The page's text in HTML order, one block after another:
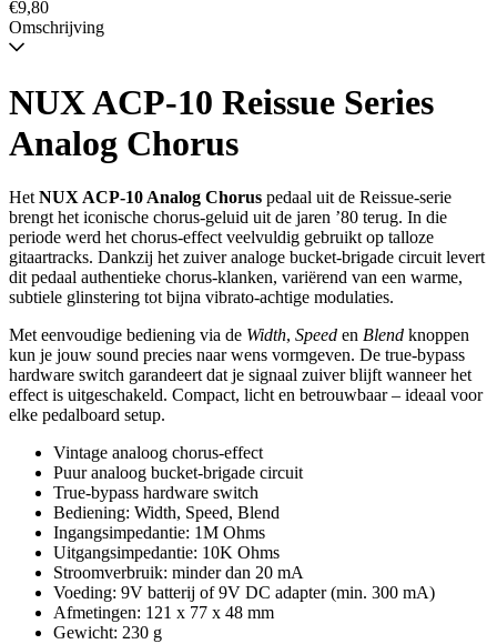
wanneer
beschikbaar
€9,80
Omschrijving
NUX ACP-10 Reissue Series
Analog Chorus
Het NUX ACP-10 Analog Chorus pedaal uit de Reissue-serie
brengt het iconische chorus-geluid uit de jaren ’80 terug. In die
periode werd het chorus-effect veelvuldig gebruikt op talloze
gitaartracks. Dankzij het zuiver analoge bucket-brigade circuit levert
dit pedaal authentieke chorus-klanken, variërend van een warme,
subtiele glinstering tot bijna vibrato-achtige modulaties.
Met eenvoudige bediening via de Width, Speed en Blend knoppen
kun je jouw sound precies naar wens vormgeven. De true-bypass
hardware switch garandeert dat je signaal zuiver blijft wanneer het
effect is uitgeschakeld. Compact, licht en betrouwbaar – ideaal voor
elke pedalboard setup.
Vintage analoog chorus-effect
Puur analoog bucket-brigade circuit
True-bypass hardware switch
Bediening: Width, Speed, Blend
Ingangsimpedantie: 1M Ohms
Uitgangsimpedantie: 10K Ohms
Stroomverbruik: minder dan 20 mA
Voeding: 9V batterij of 9V DC adapter (min. 300 mA)
Afmetingen: 121 x 77 x 48 mm
Gewicht: 230 g